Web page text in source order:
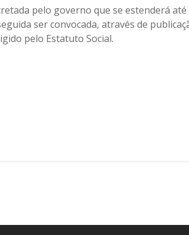
pelo governo que se estenderá
ser convocada, através de
pelo Estatuto Social.